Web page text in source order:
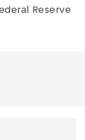
Reserve